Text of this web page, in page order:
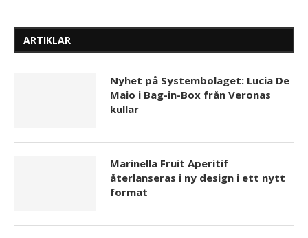
ARTIKLAR
Nyhet på Systembolaget: Lucia De
Maio i Bag-in-Box från Veronas
kullar
Marinella Fruit Aperitif
återlanseras i ny design i ett nytt
format